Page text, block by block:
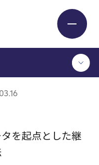
を起点とした継